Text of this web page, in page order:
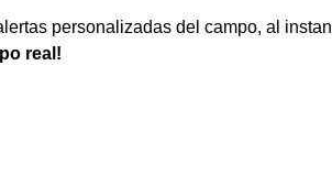
personalizadas del campo, al
real!